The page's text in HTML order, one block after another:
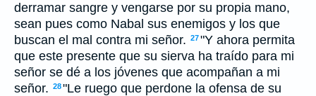
derramar sangre y vengarse por su propia mano,
sean pues como Nabal sus enemigos y los que
buscan el mal contra mi señor. 27"Y ahora permita
que este presente que su sierva ha traído para mi
señor se dé a los jóvenes que acompañan a mi
señor. 28"Le ruego que perdone la ofensa de su